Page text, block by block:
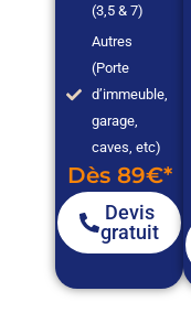
(3,5 & 7)
Autres
(Porte
d’immeuble,
garage,
caves, etc)
Dès 89€*
Devis
gratuit